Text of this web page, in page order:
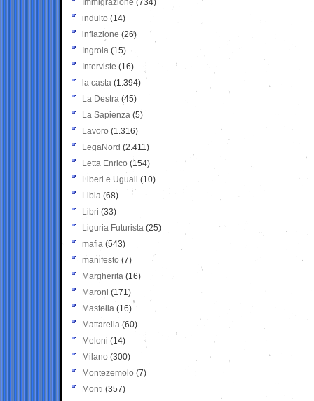
Immigrazione (734)
indulto (14)
inflazione (26)
Ingroia (15)
Interviste (16)
la casta (1.394)
La Destra (45)
La Sapienza (5)
Lavoro (1.316)
LegaNord (2.411)
Letta Enrico (154)
Liberi e Uguali (10)
Libia (68)
Libri (33)
Liguria Futurista (25)
mafia (543)
manifesto (7)
Margherita (16)
Maroni (171)
Mastella (16)
Mattarella (60)
Meloni (14)
Milano (300)
Montezemolo (7)
Monti (357)